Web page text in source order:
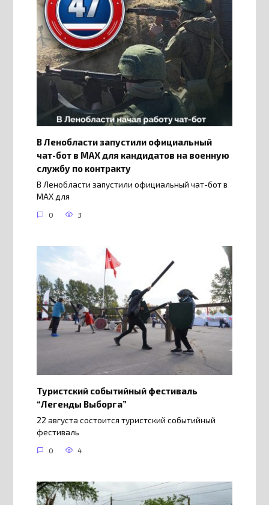
В Ленобласти запустили официальный
чат-бот в МАХ для кандидатов на военную
службу по контракту
В Ленобласти запустили официальный чат-бот в
МАХ для
0 3
Туристский событийный фестиваль
“Легенды Выборга”
22 августа состоится туристский событийный
фестиваль
0 4